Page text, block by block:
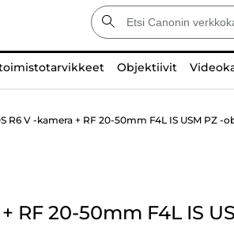
Objektiivit
R6 V -kamera + RF 20-50mm F4L IS USM PZ -
+ RF 20-50mm F4L IS